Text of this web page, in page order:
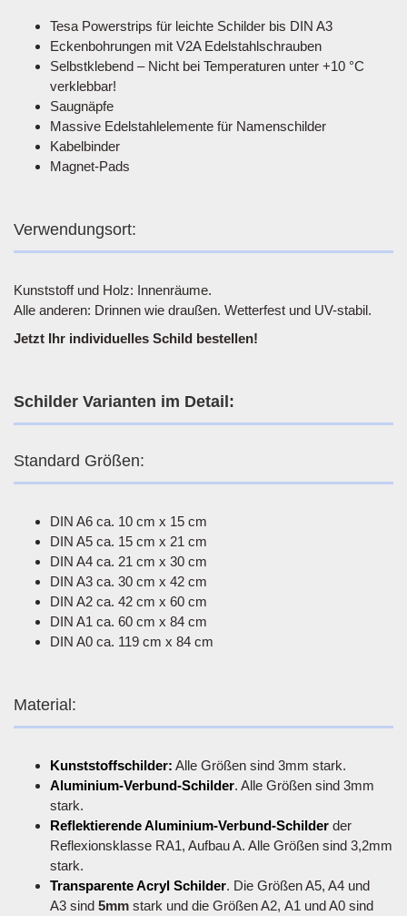
Tesa Powerstrips für leichte Schilder bis DIN A3
Eckenbohrungen mit V2A Edelstahlschrauben
Selbstklebend – Nicht bei Temperaturen unter +10 °C
verklebbar!
Saugnäpfe
Massive Edelstahlelemente für Namenschilder
Kabelbinder
Magnet-Pads
Verwendungsort:
Kunststoff und Holz: Innenräume.
Alle anderen: Drinnen wie draußen. Wetterfest und UV-stabil.
Jetzt Ihr individuelles Schild bestellen!
Schilder Varianten im Detail:
Standard Größen:
DIN A6 ca. 10 cm x 15 cm
DIN A5 ca. 15 cm x 21 cm
DIN A4 ca. 21 cm x 30 cm
DIN A3 ca. 30 cm x 42 cm
DIN A2 ca. 42 cm x 60 cm
DIN A1 ca. 60 cm x 84 cm
DIN A0 ca. 119 cm x 84 cm
Material:
Kunststoffschilder: Alle Größen sind 3mm stark.
Aluminium-Verbund-Schilder. Alle Größen sind 3mm
stark.
Reflektierende Aluminium-Verbund-Schilder der
Reflexionsklasse RA1, Aufbau A. Alle Größen sind 3,2mm
stark.
Transparente Acryl Schilder. Die Größen A5, A4 und
A3 sind 5mm stark und die Größen A2, A1 und A0 sind